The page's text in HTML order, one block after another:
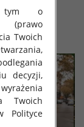
zł
tym o
(prawo
Twoich
decyzji,
Twoich
Polityce